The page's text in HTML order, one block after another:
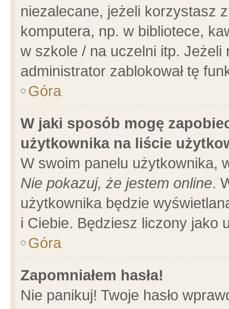
niezalecane, jeżeli korzystasz
komputera, np. w bibliotece,
w szkole / na uczelni itp.
administrator zablokował tę
Góra
W jaki sposób mogę
użytkownika na liście
W swoim panelu użytkownika,
Nie pokazuj, że jestem online.
użytkownika będzie
i Ciebie. Będziesz liczony jako
Góra
Zapomniałem hasła!
Nie panikuj! Twoje hasło